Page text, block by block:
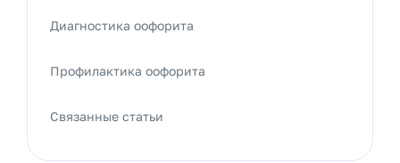
Диагностика оофорита
Профилактика оофорита
Связанные статьи